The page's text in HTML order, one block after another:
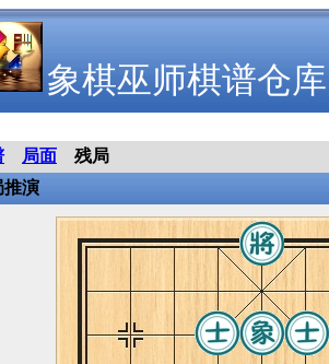
象棋巫师棋谱仓库
局面
残局
推演